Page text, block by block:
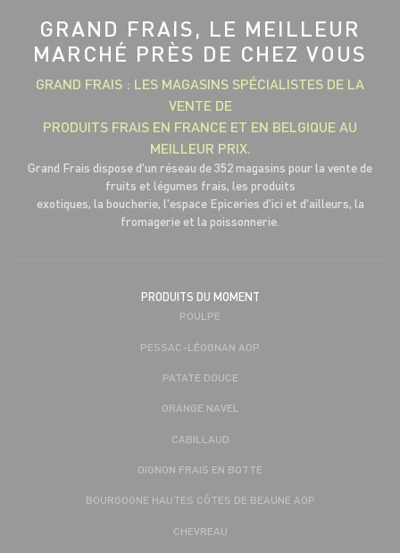
GRAND FRAIS, LE MEILLEUR
MARCHÉ PRÈS DE CHEZ VOUS
GRAND FRAIS : LES MAGASINS SPÉCIALISTES DE LA
VENTE DE
PRODUITS FRAIS EN FRANCE ET EN BELGIQUE AU
MEILLEUR PRIX.
Grand Frais dispose d'un réseau de 352 magasins pour la vente de
fruits et légumes frais, les produits
exotiques, la boucherie, l'espace Epiceries d'ici et d'ailleurs, la
fromagerie et la poissonnerie.
PRODUITS DU MOMENT
POULPE
PESSAC-LÉOGNAN AOP
PATATE DOUCE
ORANGE NAVEL
CABILLAUD
OIGNON FRAIS EN BOTTE
BOURGOGNE HAUTES CÔTES DE BEAUNE AOP
CHEVREAU